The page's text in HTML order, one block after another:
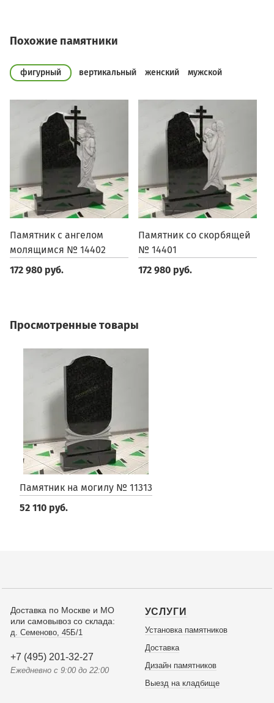
Похожие памятники
фигурный вертикальный женский мужской
Памятник с ангелом
молящимся № 14402
172 980 руб.
Памятник со скорбящей
№ 14401
172 980 руб.
Просмотренные товары
Памятник на могилу № 11313
52 110 руб.
Доставка по Москве и МО
или самовывоз со склада:
д. Семеново, 45Б/1
+7 (495) 201-32-27
Ежедневно с 9:00 до 22:00
УСЛУГИ
Установка памятников
Доставка
Дизайн памятников
Выезд на кладбище